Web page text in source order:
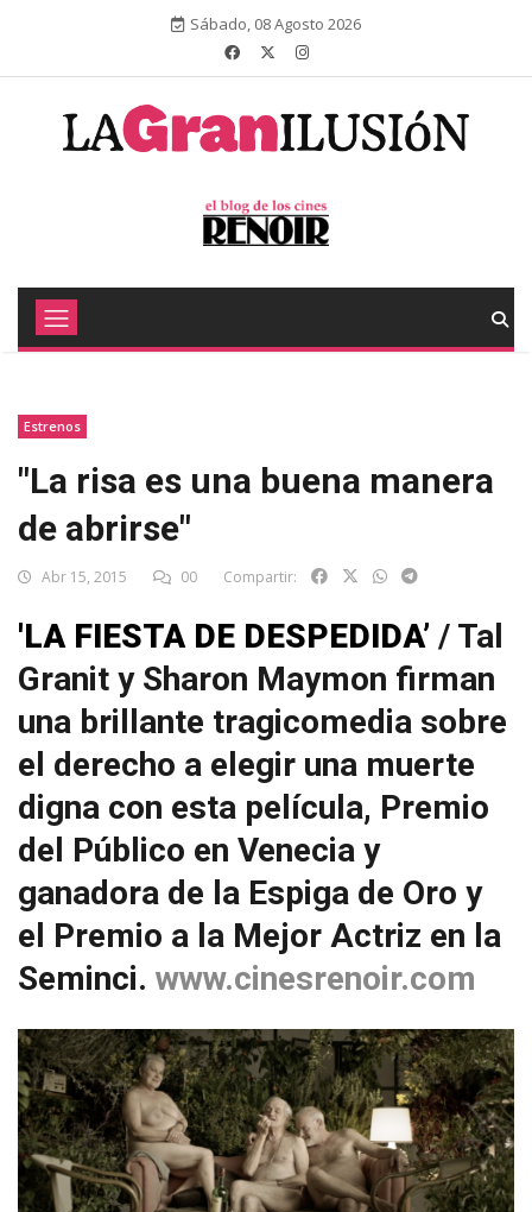
Sábado, 08 Agosto 2026
Estrenos
"La risa es una buena manera
de abrirse"
Abr 15, 2015 00 Compartir:
'LA FIESTA DE DESPEDIDA’ / Tal
Granit y Sharon Maymon firman
una brillante tragicomedia sobre
el derecho a elegir una muerte
digna con esta película, Premio
del Público en Venecia y
ganadora de la Espiga de Oro y
el Premio a la Mejor Actriz en la
Seminci. www.cinesrenoir.com